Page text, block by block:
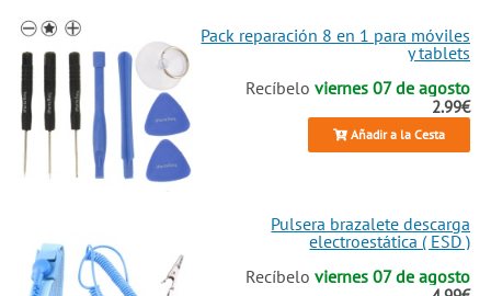
Pack reparación 8 en 1 para móviles
y tablets
Recíbeloviernes 07 de agosto
2.99€
Añadir a la Cesta
Pulsera brazalete descarga
electroestática ( ESD )
Recíbeloviernes 07 de agosto